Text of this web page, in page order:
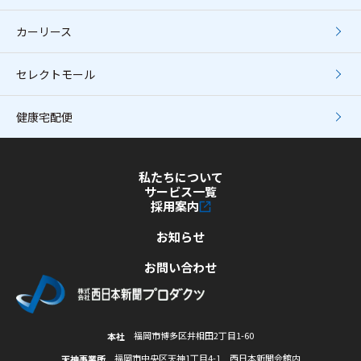
カーリース
セレクトモール
健康宅配便
本社 福岡市博多区井相田2丁目1-60
福岡市中央区天神1丁目4-1 西日本新聞会館内
私たちについて
サービス一覧
採用案内
お知らせ
お問い合わせ